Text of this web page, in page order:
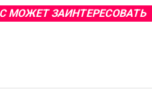
МОЖЕТ ЗАИНТЕРЕСОВАТЬ